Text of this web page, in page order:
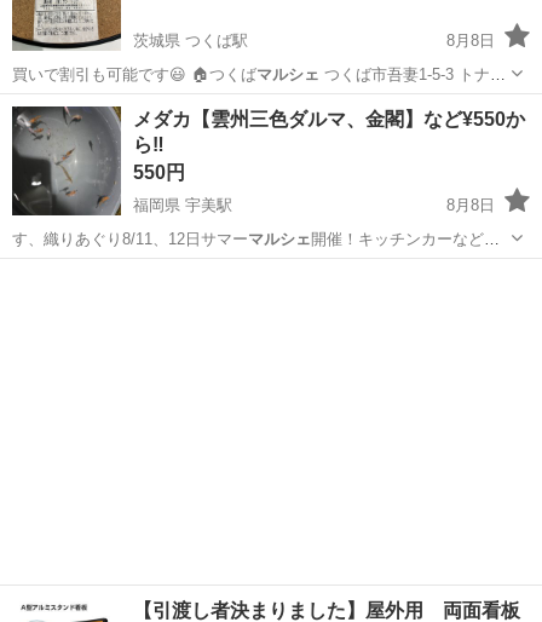
茨城県 つくば駅
8月8日
買いで割引も可能です😃 🏠つくばマルシェ
エ…
茨城 つくば市 つくば駅 テーブル
メダカ【雲州三色ダルマ、金閣】など¥550か
ら‼️
550円
福岡県 宇美駅
8月8日
す、織りあぐり8/11、12日サマーマルシェ 開催！キッチンカーなど出
店します。 …
【引渡し者決まりました】屋外用 両面看板